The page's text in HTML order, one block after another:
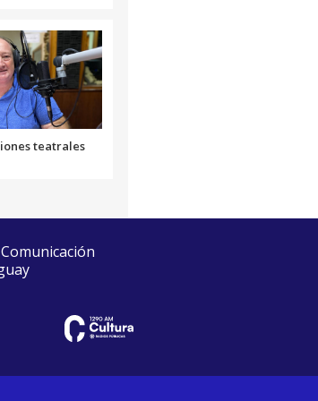
teatrales